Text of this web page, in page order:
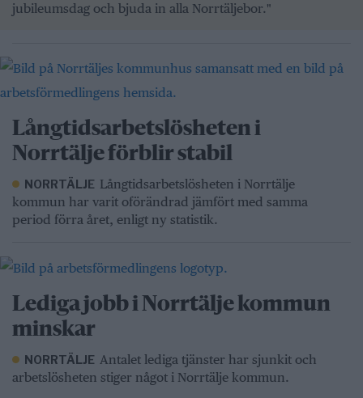
jubileumsdag och bjuda in alla Norrtäljebor."
Långtidsarbetslösheten i
Norrtälje förblir stabil
NORRTÄLJE Långtidsarbetslösheten i Norrtälje
kommun har varit oförändrad jämfört med samma
period förra året, enligt ny statistik.
Lediga jobb i Norrtälje kommun
minskar
NORRTÄLJE Antalet lediga tjänster har sjunkit och
arbetslösheten stiger något i Norrtälje kommun.